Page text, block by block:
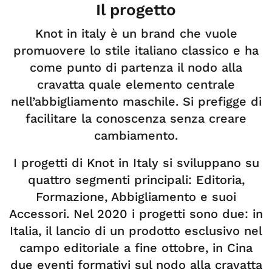
Il progetto
Knot in italy è un brand che vuole
promuovere lo stile italiano classico e ha
come punto di partenza il nodo alla
cravatta quale elemento centrale
nell’abbigliamento maschile. Si prefigge di
facilitare la conoscenza senza creare
cambiamento.
I progetti di Knot in Italy si sviluppano su
quattro segmenti principali: Editoria,
Formazione, Abbigliamento e suoi
Accessori. Nel 2020 i progetti sono due: in
Italia, il lancio di un prodotto esclusivo nel
campo editoriale a fine ottobre, in Cina
due eventi formativi sul nodo alla cravatta